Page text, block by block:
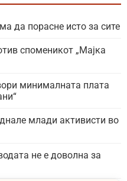
да порасне исто за сите
споменикот „Мајка
минималната плата
млади активисти во
не е доволна за